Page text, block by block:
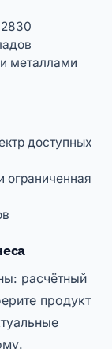
металлами
доступных
ограниченная
расчётный
продукт